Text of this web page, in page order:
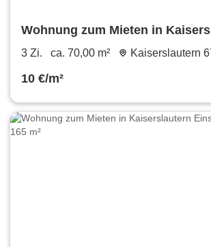
Wohnung zum Mieten in
€ 70 m²
3 Zi. ca. 70,00 m² Kaiserslautern
10 €/m²